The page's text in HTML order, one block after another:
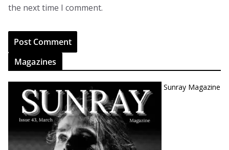
the next time I comment.
Magazines
Sunray Magazine